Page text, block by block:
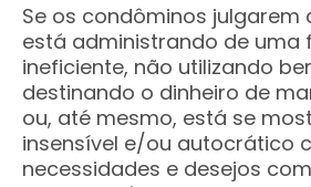
Se os condôminos julgarem
está administrando de uma
ineficiente, não utilizando
destinando o dinheiro de
ou, até mesmo, está se
insensível e/ou autocrático
necessidades e desejos